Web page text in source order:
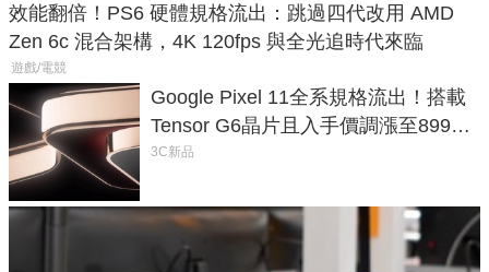
效能翻倍！PS6 硬體規格流出：跳過四代改用 AMD
Zen 6c 混合架構，4K 120fps 與全光追時代來臨
遊戲/電競
Google Pixel 11全系規格流出！搭載
Tensor G6晶片且入手價調漲至899美
元
3C新品